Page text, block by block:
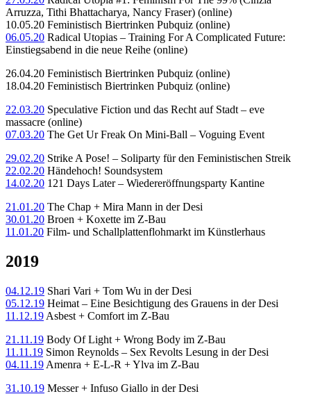
Arruzza, Tithi Bhattacharya, Nancy Fraser) (online)
10.05.20 Feministisch Biertrinken Pubquiz (online)
06.05.20 Radical Utopias – Training For A Complicated Future:
Einstiegsabend in die neue Reihe (online)
26.04.20 Feministisch Biertrinken Pubquiz (online)
18.04.20 Feministisch Biertrinken Pubquiz (online)
22.03.20 Speculative Fiction und das Recht auf Stadt – eve
massacre (online)
07.03.20 The Get Ur Freak On Mini-Ball – Voguing Event
29.02.20 Strike A Pose! – Soliparty für den Feministischen Streik
22.02.20 Händehoch! Soundsystem
14.02.20 121 Days Later – Wiedereröffnungsparty Kantine
21.01.20 The Chap + Mira Mann in der Desi
30.01.20 Broen + Koxette im Z-Bau
11.01.20 Film- und Schallplattenflohmarkt im Künstlerhaus
2019
04.12.19 Shari Vari + Tom Wu in der Desi
05.12.19 Heimat – Eine Besichtigung des Grauens in der Desi
11.12.19 Asbest + Comfort im Z-Bau
21.11.19 Body Of Light + Wrong Body im Z-Bau
11.11.19 Simon Reynolds – Sex Revolts Lesung in der Desi
04.11.19 Amenra + E-L-R + Ylva im Z-Bau
31.10.19 Messer + Infuso Giallo in der Desi